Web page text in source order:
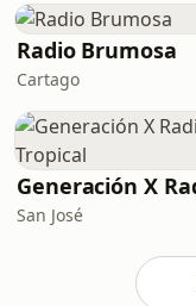
Radio Brumosa
Cartago
San José